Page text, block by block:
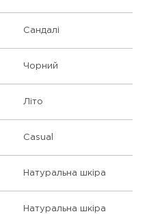
Сандалі
Чорний
Літо
Casual
Натуральна шкіра
Натуральна шкіра